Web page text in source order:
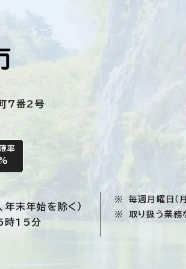
7番2号
率
年末年始を除く）
時15分
毎週月曜日（
取り扱う業務